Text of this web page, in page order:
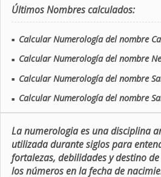
Últimos Nombres calculados:
■ Calcular Numerología del nombre
■ Calcular Numerología del nombre
■ Calcular Numerología del nombre
■ Calcular Numerología del nombre
La numerologia es una disciplina
utilizada durante siglos para
fortalezas, debilidades y destino
los números en la fecha de